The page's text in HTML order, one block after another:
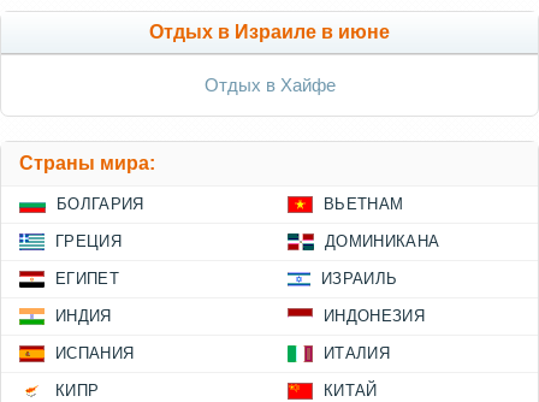
Отдых в Израиле в июне
Отдых в Хайфе
Страны мира:
БОЛГАРИЯ ВЬЕТНАМ
ГРЕЦИЯ ДОМИНИКАНА
ЕГИПЕТ ИЗРАИЛЬ
ИНДИЯ ИНДОНЕЗИЯ
ИСПАНИЯ ИТАЛИЯ
КИПР КИТАЙ